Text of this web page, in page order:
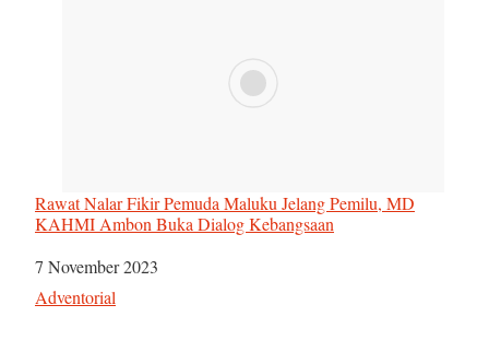
Rawat Nalar Fikir Pemuda Maluku Jelang Pemilu, MD
KAHMI Ambon Buka Dialog Kebangsaan
Tanggal
7 November 2023
Sehubungan dengan
Adventorial